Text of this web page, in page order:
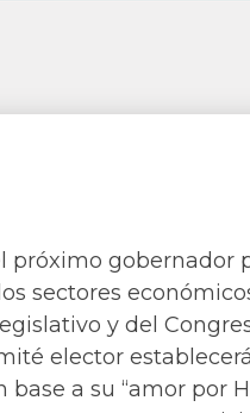
próximo gobernador
sectores
y del
elector
a su “amor por